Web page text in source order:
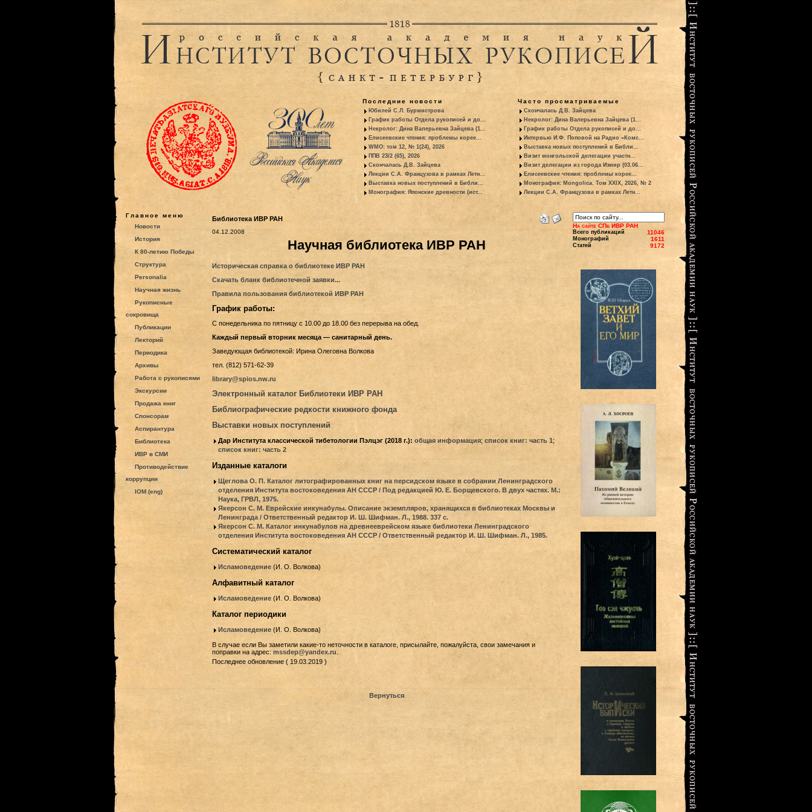
Последние новости
Юбилей С.Л. Бурмистрова
График работы Отдела рукописей и до...
Некролог: Дина Валерьевна Зайцева (1...
Елисеевские чтения: проблемы корее...
WMO: том 12, № 1(24), 2026
ППВ 23/2 (65), 2026
Скончалась Д.В. Зайцева
Лекции С.А. Французова в рамках Летн...
Выставка новых поступлений в Библи...
Монография: Японские древности (ист...
Часто просматриваемые
Скончалась Д.В. Зайцева
Некролог: Дина Валерьевна Зайцева (1...
График работы Отдела рукописей и до...
Интервью И.Ф. Поповой на Радио «Комс...
Выставка новых поступлений в Библи...
Визит монгольской делегации участн...
Визит делегации из города Измир (03.06...
Елисеевские чтения: проблемы корее...
Монография: Mongolica. Том XXIX, 2026, № 2
Лекции С.А. Французова в рамках Летн...
Главное меню
Новости
История
К 80-летию Победы
Структура
Personalia
Научная жизнь
Рукописные
сокровища
Публикации
Лекторий
Периодика
Архивы
Работа с рукописями
Экскурсии
Продажа книг
Спонсорам
Аспирантура
Библиотека
ИВР в СМИ
Противодействие
коррупции
IOM (eng)
Библиотека ИВР РАН
04.12.2008
Научная библиотека ИВР РАН
Историческая справка о библиотеке ИВР РАН
Скачать бланк библиотечной заявки...
Правила пользования библиотекой ИВР РАН
График работы:
С понедельника по пятницу с 10.00 до 18.00 без перерыва на обед.
Каждый первый вторник месяца — санитарный день.
Заведующая библиотекой: Ирина Олеговна Волкова
тел. (812) 571-62-39
library@spios.nw.ru
Электронный каталог Библиотеки ИВР РАН
Библиографические редкости книжного фонда
Выставки новых поступлений
Дар Института классической тибетологии Пэлцэг (2018 г.): общая информация; список книг: часть 1;
список книг: часть 2
Изданные каталоги
Щеглова О. П. Каталог литографированных книг на персидском языке в собрании Ленинградского
отделения Института востоковедения АН СССР / Под редакцией Ю. Е. Борщевского. В двух частях. М.:
Наука, ГРВЛ, 1975.
Якерсон С. М. Еврейские инкунабулы. Описание экземпляров, хранящихся в библиотеках Москвы и
Ленинграда / Ответственный редактор И. Ш. Шифман. Л., 1988. 337 с.
Якерсон С. М. Каталог инкунабулов на древнееврейском языке библиотеки Ленинградского
отделения Института востоковедения АН СССР / Ответственный редактор И. Ш. Шифман. Л., 1985.
Систематический каталог
Исламоведение(И. О. Волкова)
Алфавитный каталог
Исламоведение(И. О. Волкова)
Каталог периодики
Исламоведение(И. О. Волкова)
В случае если Вы заметили какие-то неточности в каталоге, присылайте, пожалуйста, свои замечания и
поправки на адрес: mssdep@yandex.ru
Последнее обновление ( 19.03.2019 )
Вернуться
На сайте СПб ИВР РАН
Всего публикаций 11046
Монографий 1611
Статей 9172